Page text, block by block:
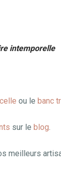
intemporelle
ou le banc
sur le blog.
meilleurs